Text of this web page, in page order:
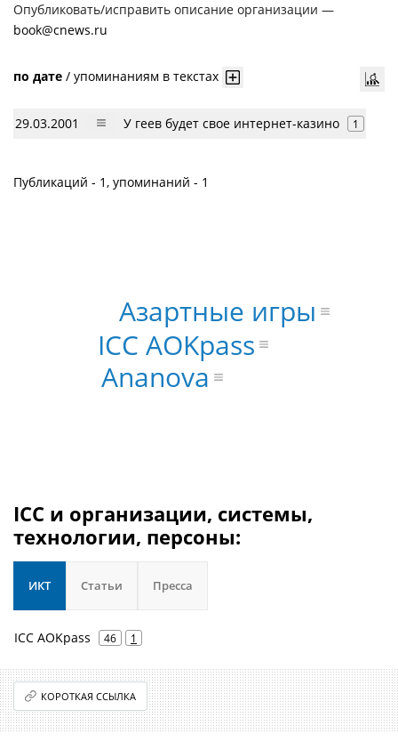
Опубликовать/исправить описание организации —
book@cnews.ru
по дате / упоминаниям в текстах
29.03.2001 У геев будет свое интернет-казино 1
Публикаций - 1, упоминаний - 1
ICC AOKpass
Азартные игры
Ananova
ICC и организации, системы,
технологии, персоны:
ИКТ Статьи Пресса
ICC AOKpass 46 1
КОРОТКАЯ ССЫЛКА